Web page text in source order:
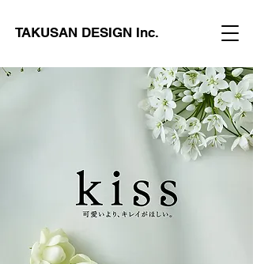
TAKUSAN DESIGN Inc.